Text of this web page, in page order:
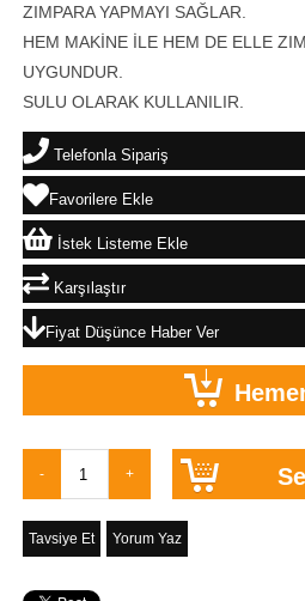
ZIMPARA YAPMAYI SAĞLAR.
HEM MAKİNE İLE HEM DE ELLE
UYGUNDUR.
SULU OLARAK KULLANILIR.
Telefonla Sipariş
Favorilere Ekle
İstek Listeme Ekle
Karşılaştır
Fiyat Düşünce Haber Ver
Tavsiye Et Yorum Yaz